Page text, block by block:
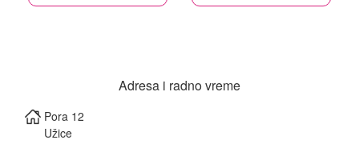
Adresa i radno vreme
Pora 12
Užice